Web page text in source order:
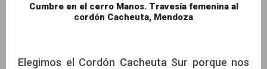
Cumbre en el cerro Manos. Travesía femenina al
cordón Cacheuta, Mendoza
Elegimos el Cordón Cacheuta Sur porque nos